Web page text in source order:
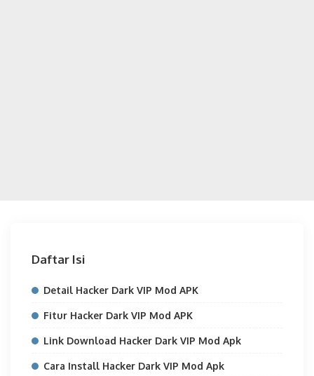
Daftar Isi
Detail Hacker Dark VIP Mod APK
Fitur Hacker Dark VIP Mod APK
Link Download Hacker Dark VIP Mod Apk
Cara Install Hacker Dark VIP Mod Apk